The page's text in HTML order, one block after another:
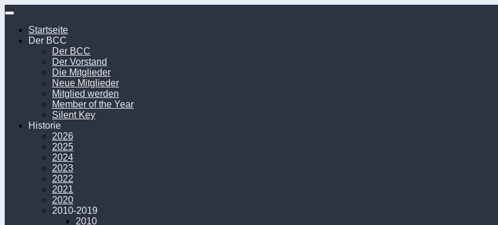
Unter
Inhalt
Startseite
Der BCC
Der BCC
Der Vorstand
Die Mitglieder
Neue Mitglieder
Mitglied werden
Member of the Year
Silent Key
Historie
2026
2025
2024
2023
2022
2021
2020
2010-2019
2010